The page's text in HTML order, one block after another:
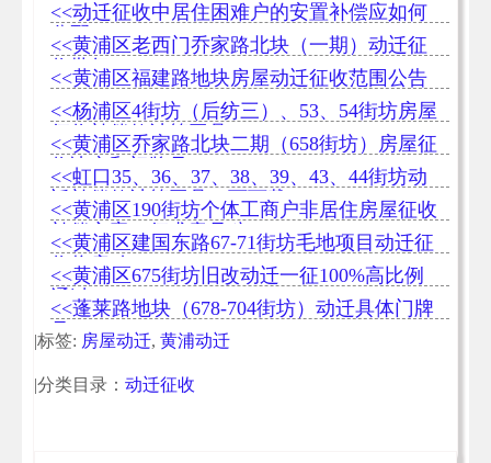
<<动迁征收中居住困难户的安置补偿应如何
分配
<<黄浦区老西门乔家路北块（一期）动迁征
收批复
<<黄浦区福建路地块房屋动迁征收范围公告
<<杨浦区4街坊（后纺三）、53、54街坊房屋
征收补偿款计算工具
<<黄浦区乔家路北块二期（658街坊）房屋征
收决定和门牌号
<<虹口35、36、37、38、39、43、44街坊动
迁补偿款计算工具（可下载）
<<黄浦区190街坊个体工商户非居住房屋征收
补偿方案（征求意见稿）
<<黄浦区建国东路67-71街坊毛地项目动迁征
收将启动
<<黄浦区675街坊旧改动迁一征100%高比例
通过
<<蓬莱路地块（678-704街坊）动迁具体门牌
号
|标签: 房屋动迁, 黄浦动迁
|分类目录： 动迁征收